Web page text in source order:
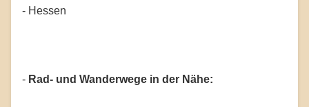
- Hessen
- Rad- und Wanderwege in der Nähe: